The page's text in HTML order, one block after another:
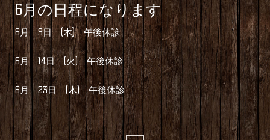
6月の日程になります
6月 9日 (木) 午後休診
6月 14日 (火) 午後休診
6月 23日 (木) 午後休診